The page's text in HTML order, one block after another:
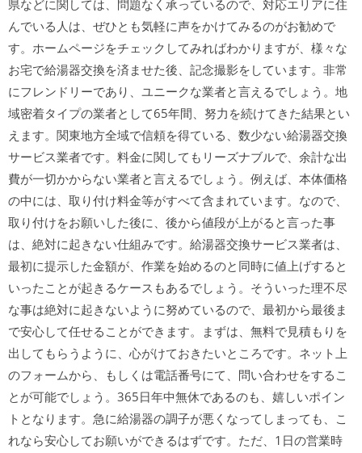
県などに関しては、問題なく承っているので、対応エリアに住
んでいる人は、ぜひとも気軽に声をかけてみるのがお勧めで
す。ホームページをチェックしてみればわかりますが、様々な
お宅で給湯器交換を済ませた後、記念撮影をしています。非常
にフレンドリーであり、ユニークな業者と言えるでしょう。地
域密着タイプの業者として65年間、努力を続けてきた結果とい
えます。関東地方全域で信頼を得ている、数少ない給湯器交換
サービス業者です。料金に関してもリーズナブルで、余計な出
費が一切かからない業者と言えるでしょう。例えば、本体価格
の中には、取り付け料金等がすべて含まれています。なので、
取り付けをお願いした後に、後から値段が上がると言った事
は、絶対に起きない仕組みです。給湯器交換サービス業者は、
最初に提示した金額が、作業を始めるのと同時に値上げすると
いったことが起きるケースもあるでしょう。そういった理不尽
な事は絶対に起きないように努めているので、最初から最後ま
で安心して任せることができます。まずは、無料で見積もりを
出してもらうように、心がけておきたいところです。ネット上
のフォームから、もしくは電話番号にて、問い合わせをするこ
とが可能でしょう。365日年中無休であるのも、嬉しいポイン
トとなります。急に給湯器の調子が悪くなってしまっても、こ
れなら安心してお願いができるはずです。ただ、1日の営業時